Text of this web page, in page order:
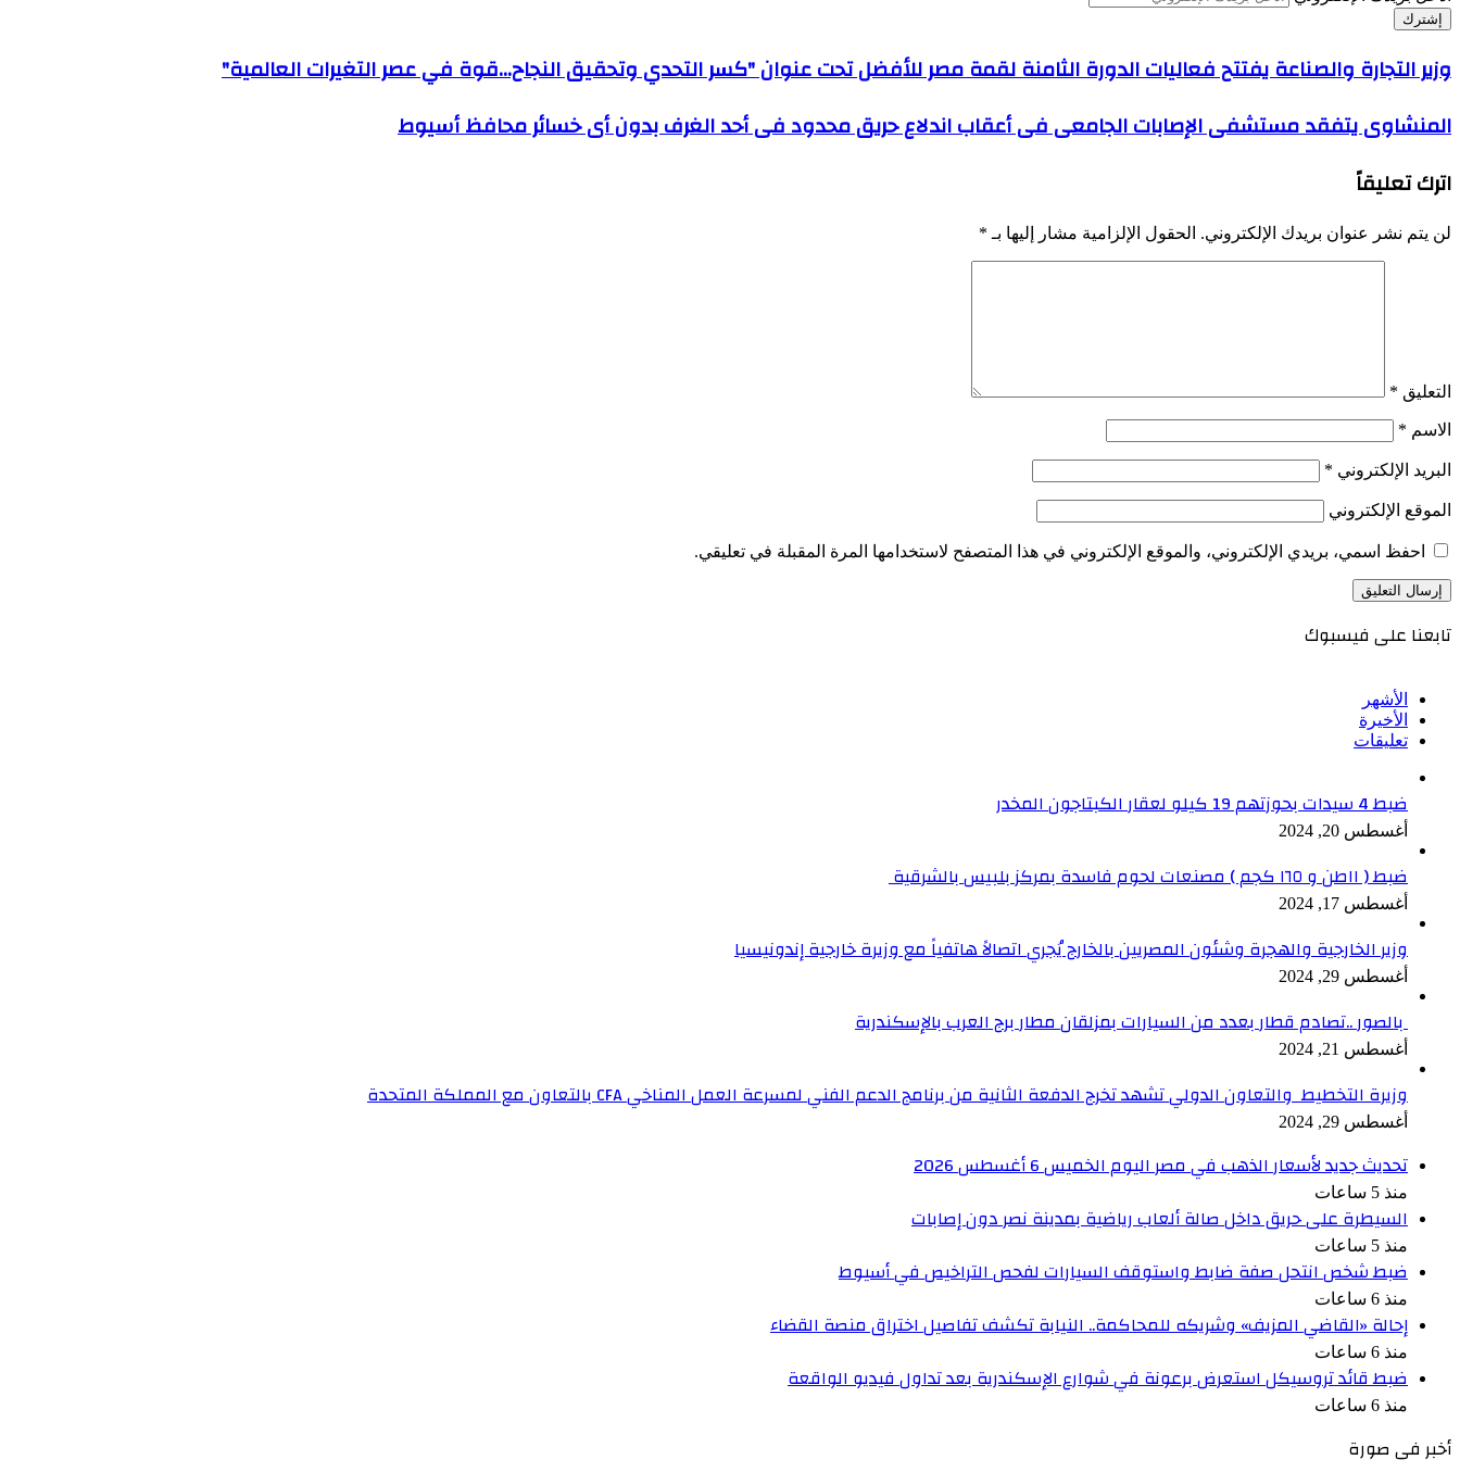
وزير التجارة والصناعة يفتتح فعاليات الدورة الثامنة لقمة مصر للأفضل تحت عنوان "كسر التحدي وتحقيق النجاح...قوة في عصر التغيرات العالمية"
المنشاوى يتفقد مستشفى الإصابات الجامعى فى أعقاب اندلاع حريق محدود فى أحد الغرف بدون أى خسائر محافظ أسيوط
اترك تعليقاً
لن يتم نشر عنوان بريدك الإلكتروني. الحقول الإلزامية مشار إليها بـ *
التعليق *
الاسم *
البريد الإلكتروني *
الموقع الإلكتروني
احفظ اسمي، بريدي الإلكتروني، والموقع الإلكتروني في هذا المتصفح لاستخدامها المرة المقبلة في تعليقي.
تابعنا على فيسبوك
الأشهر
الأخيرة
تعليقات
ضبط 4 سيدات بحوزتهم 19 كيلو لعقار الكبتاجون المخدر
أغسطس 20, 2024
ضبط ( ١١طن و ١٦٥ كجم ) مصنعات لحوم فاسدة بمركز بلبيس بالشرقية
أغسطس 17, 2024
وزير الخارجية والهجرة وشئون المصريين بالخارج يُجري اتصالاً هاتفياً مع وزيرة خارجية إندونيسيا
أغسطس 29, 2024
بالصور ..تصادم قطار بعدد من السيارات بمزلقان مطار برج العرب بالإسكندرية
أغسطس 21, 2024
وزيرة التخطيط والتعاون الدولي تشهد تخرج الدفعة الثانية من برنامج الدعم الفني لمسرعة العمل المناخي CFA بالتعاون مع المملكة المتحدة
أغسطس 29, 2024
تحديث جديد لأسعار الذهب في مصر اليوم الخميس 6 أغسطس 2026
منذ 5 ساعات
السيطرة على حريق داخل صالة ألعاب رياضية بمدينة نصر دون إصابات
منذ 5 ساعات
ضبط شخص انتحل صفة ضابط واستوقف السيارات لفحص التراخيص في أسيوط
منذ 6 ساعات
إحالة «القاضي المزيف» وشريكه للمحاكمة.. النيابة تكشف تفاصيل اختراق منصة القضاء
منذ 6 ساعات
ضبط قائد تروسيكل استعرض برعونة في شوارع الإسكندرية بعد تداول فيديو الواقعة
منذ 6 ساعات
أخبر في صورة